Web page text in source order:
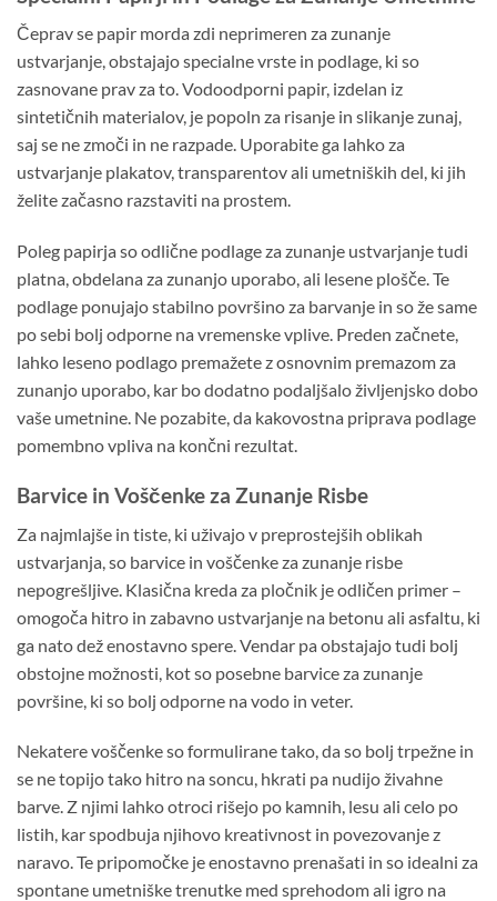
Čeprav se papir morda zdi neprimeren za zunanje
ustvarjanje, obstajajo specialne vrste in podlage, ki so
zasnovane prav za to. Vodoodporni papir, izdelan iz
sintetičnih materialov, je popoln za risanje in slikanje zunaj,
saj se ne zmoči in ne razpade. Uporabite ga lahko za
ustvarjanje plakatov, transparentov ali umetniških del, ki jih
želite začasno razstaviti na prostem.
Poleg papirja so odlične podlage za zunanje ustvarjanje tudi
platna, obdelana za zunanjo uporabo, ali lesene plošče. Te
podlage ponujajo stabilno površino za barvanje in so že same
po sebi bolj odporne na vremenske vplive. Preden začnete,
lahko leseno podlago premažete z osnovnim premazom za
zunanjo uporabo, kar bo dodatno podaljšalo življenjsko dobo
vaše umetnine. Ne pozabite, da kakovostna priprava podlage
pomembno vpliva na končni rezultat.
Barvice in Voščenke za Zunanje Risbe
Za najmlajše in tiste, ki uživajo v preprostejših oblikah
ustvarjanja, so barvice in voščenke za zunanje risbe
nepogrešljive. Klasična kreda za pločnik je odličen primer –
omogoča hitro in zabavno ustvarjanje na betonu ali asfaltu, ki
ga nato dež enostavno spere. Vendar pa obstajajo tudi bolj
obstojne možnosti, kot so posebne barvice za zunanje
površine, ki so bolj odporne na vodo in veter.
Nekatere voščenke so formulirane tako, da so bolj trpežne in
se ne topijo tako hitro na soncu, hkrati pa nudijo živahne
barve. Z njimi lahko otroci rišejo po kamnih, lesu ali celo po
listih, kar spodbuja njihovo kreativnost in povezovanje z
naravo. Te pripomočke je enostavno prenašati in so idealni za
spontane umetniške trenutke med sprehodom ali igro na